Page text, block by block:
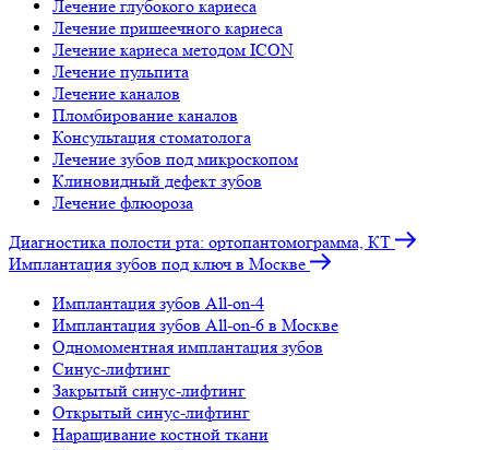
Лечение глубокого кариеса
Лечение пришеечного кариеса
Лечение кариеса методом ICON
Лечение пульпита
Лечение каналов
Пломбирование каналов
Консультация стоматолога
Лечение зубов под микроскопом
Клиновидный дефект зубов
Лечение флюороза
Диагностика полости рта: ортопантомограмма, КТ
Имплантация зубов под ключ в Москве
Имплантация зубов All-on-4
Имплантация зубов All-on-6 в Москве
Одномоментная имплантация зубов
Синус-лифтинг
Закрытый синус-лифтинг
Открытый синус-лифтинг
Наращивание костной ткани